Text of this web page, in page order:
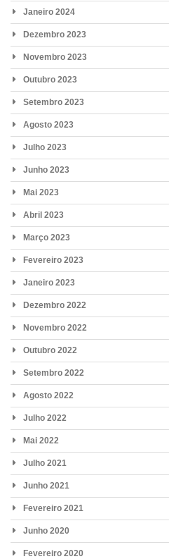
Janeiro 2024
Dezembro 2023
Novembro 2023
Outubro 2023
Setembro 2023
Agosto 2023
Julho 2023
Junho 2023
Mai 2023
Abril 2023
Março 2023
Fevereiro 2023
Janeiro 2023
Dezembro 2022
Novembro 2022
Outubro 2022
Setembro 2022
Agosto 2022
Julho 2022
Mai 2022
Julho 2021
Junho 2021
Fevereiro 2021
Junho 2020
Fevereiro 2020